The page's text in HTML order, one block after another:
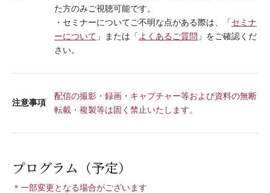
た方のみご視聴可能です。
・セミナーについてご不明な点がある際は、「セミナ
ーについて 」または「 よくあるご質問 」をご確認くだ
さい。
注意事項
配信の撮影・録画・キャプチャー等および資料の無断
転載・複製等は固く禁止いたします。
プログラム（予定）
＊一部変更となる場合がございます